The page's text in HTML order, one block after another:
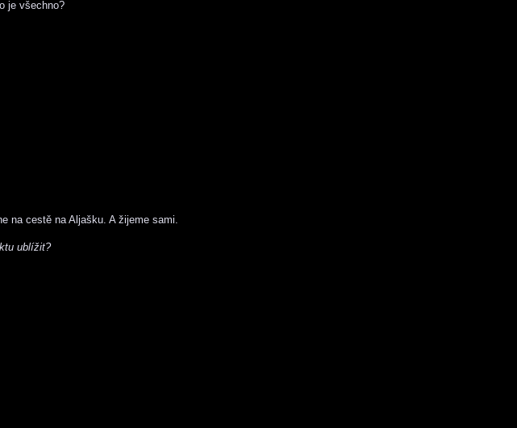
je všechno?
na cestě na Aljašku. A žijeme sami.
ublížit?